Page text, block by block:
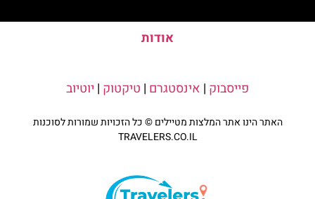
אודות
פייסבוק | אינסטגרם | טיקטוק | יוטיוב
האתר הינו אתר המלצות מטיילים © כל הזכויות שמורות לסוכנות
TRAVELERS.CO.IL